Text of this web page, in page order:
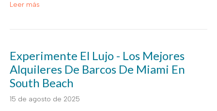
Leer más
Experimente El Lujo - Los Mejores
Alquileres De Barcos De Miami En
South Beach
15 de agosto de 2025